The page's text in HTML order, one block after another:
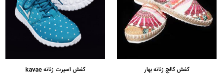
کفش کالج زنانه بهار کفش اسپرت زنانه kavae